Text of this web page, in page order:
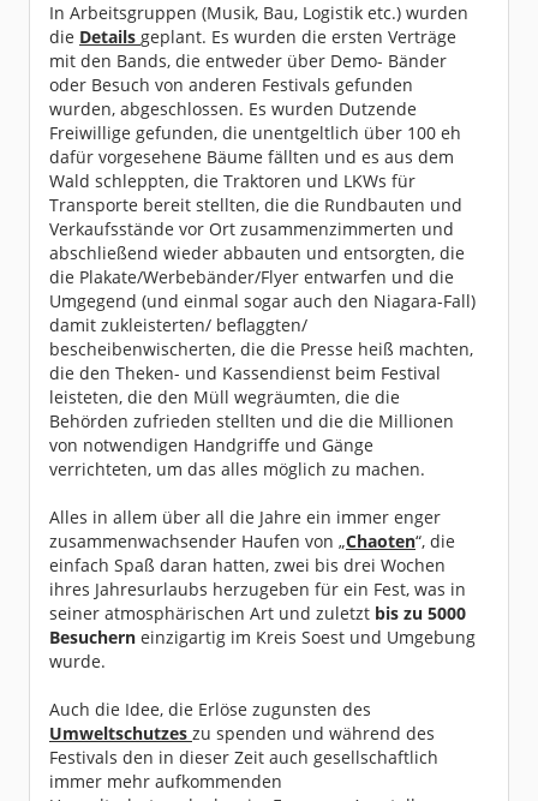
In Arbeitsgruppen (Musik, Bau, Logistik etc.) wurden
die Details geplant. Es wurden die ersten Verträge
mit den Bands, die entweder über Demo- Bänder
oder Besuch von anderen Festivals gefunden
wurden, abgeschlossen. Es wurden Dutzende
Freiwillige gefunden, die unentgeltlich über 100 eh
dafür vorgesehene Bäume fällten und es aus dem
Wald schleppten, die Traktoren und LKWs für
Transporte bereit stellten, die die Rundbauten und
Verkaufsstände vor Ort zusammenzimmerten und
abschließend wieder abbauten und entsorgten, die
die Plakate/Werbebänder/Flyer entwarfen und die
Umgegend (und einmal sogar auch den Niagara-Fall)
damit zukleisterten/ beflaggten/
bescheibenwischerten, die die Presse heiß machten,
die den Theken- und Kassendienst beim Festival
leisteten, die den Müll wegräumten, die die
Behörden zufrieden stellten und die die Millionen
von notwendigen Handgriffe und Gänge
verrichteten, um das alles möglich zu machen.
Alles in allem über all die Jahre ein immer enger
zusammenwachsender Haufen von „Chaoten“, die
einfach Spaß daran hatten, zwei bis drei Wochen
ihres Jahresurlaubs herzugeben für ein Fest, was in
seiner atmosphärischen Art und zuletzt bis zu 5000
Besuchern einzigartig im Kreis Soest und Umgebung
wurde.
Auch die Idee, die Erlöse zugunsten des
Umweltschutzes zu spenden und während des
Festivals den in dieser Zeit auch gesellschaftlich
immer mehr aufkommenden